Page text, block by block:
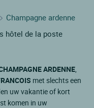
Champagne ardenne
hôtel de la poste
ARDENNE,
met slechts een
uw vakantie of kort
komen in uw